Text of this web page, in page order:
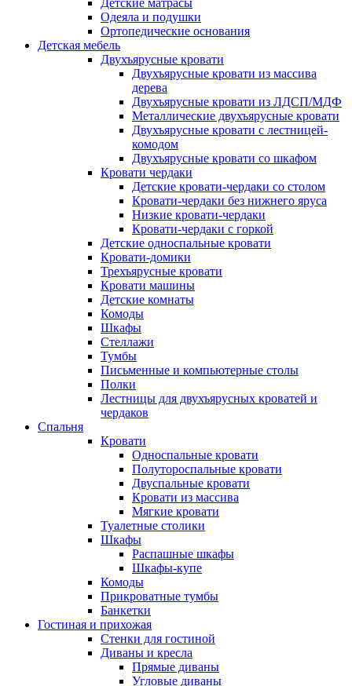
Детские матрасы
Одеяла и подушки
Ортопедические основания
Детская мебель
Двухъярусные кровати
Двухъярусные кровати из массива
дерева
Двухъярусные кровати из ЛДСП/МДФ
Металлические двухъярусные кровати
Двухъярусные кровати с лестницей-
комодом
Двухъярусные кровати со шкафом
Кровати чердаки
Детские кровати-чердаки со столом
Кровати-чердаки без нижнего яруса
Низкие кровати-чердаки
Кровати-чердаки с горкой
Детские односпальные кровати
Кровати-домики
Трехъярусные кровати
Кровати машины
Детские комнаты
Комоды
Шкафы
Стеллажи
Тумбы
Письменные и компьютерные столы
Полки
Лестницы для двухъярусных кроватей и
чердаков
Спальня
Кровати
Односпальные кровати
Полутороспальные кровати
Двуспальные кровати
Кровати из массива
Мягкие кровати
Туалетные столики
Шкафы
Распашные шкафы
Шкафы-купе
Комоды
Прикроватные тумбы
Банкетки
Гостиная и прихожая
Стенки для гостиной
Диваны и кресла
Прямые диваны
Угловые диваны